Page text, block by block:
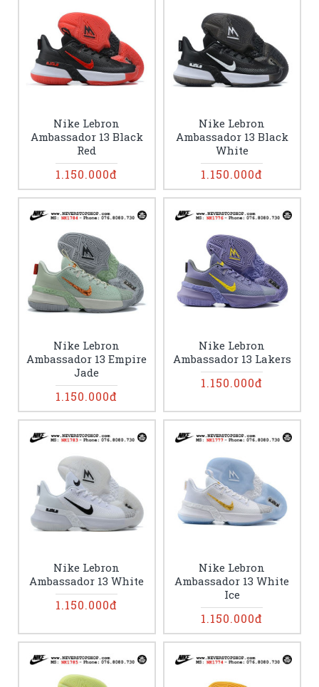
Nike Lebron
Ambassador 13 Black
Red
1.150.000đ
Nike Lebron
Ambassador 13 Black
White
1.150.000đ
Nike Lebron
Ambassador 13 Empire
Jade
1.150.000đ
Nike Lebron
Ambassador 13 Lakers
1.150.000đ
Nike Lebron
Ambassador 13 White
1.150.000đ
Nike Lebron
Ambassador 13 White
Ice
1.150.000đ